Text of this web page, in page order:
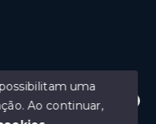
para te ajudar.
uma
Ao continuar,